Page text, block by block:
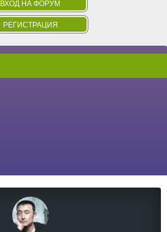
ВХОД НА ФОРУМ
РЕГИСТРАЦИЯ